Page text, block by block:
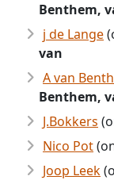
Benthem,
j de Lange
van
A van
Benthem,
J.Bokkers
Nico Pot
Joop Leek